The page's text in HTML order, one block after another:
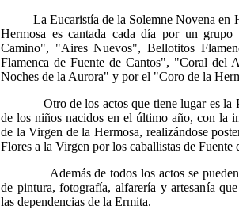
La Eucaristía de la Solemne Novena en
Hermosa es cantada cada día por un
Camino", "Aires Nuevos", Bellotitos
Flamenca de Fuente de Cantos", "Coral del
Noches de la Aurora" y por el "Coro de la
Otro de los actos que tiene lugar es la
de los niños nacidos en el último año, con la
de la Virgen de la Hermosa, realizándose
Flores a la Virgen por los caballistas de Fuente
Además de todos los actos se pueden
de pintura, fotografía, alfarería y artesanía
las dependencias de la Ermita.